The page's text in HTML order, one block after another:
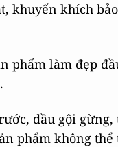
khuyến khích
phẩm làm đẹp
dầu gội
phẩm không